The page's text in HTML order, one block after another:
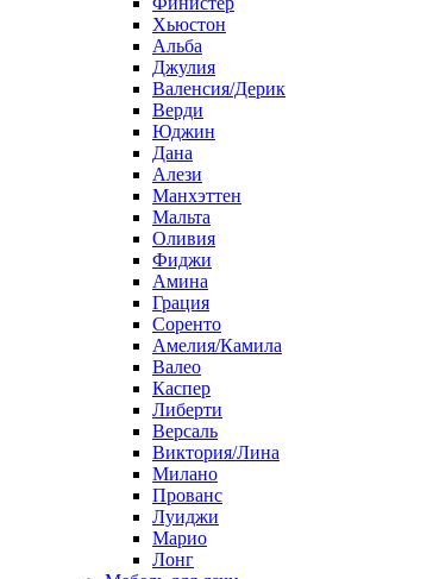
Хьюстон
Альба
Джулия
Валенсия/Дерик
Верди
Юджин
Дана
Алези
Манхэттен
Мальта
Оливия
Фиджи
Амина
Грация
Соренто
Амелия/Камила
Валео
Каспер
Либерти
Версаль
Виктория/Лина
Милано
Прованс
Луиджи
Марио
Лонг